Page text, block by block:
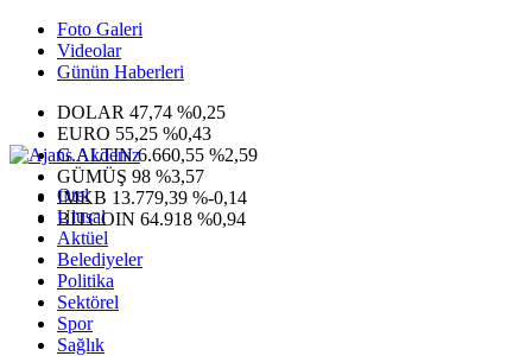
Foto Galeri
Videolar
Günün Haberleri
DOLAR 47,74 %0,25
EURO 55,25 %0,43
G.ALTIN6.660,55 %2,59
GÜMÜŞ 98 %3,57
IMKB 13.779,39 %-0,14
BITCOIN 64.918 %0,94
Otel
Ulusal
Aktüel
Belediyeler
Politika
Sektörel
Spor
Sağlık